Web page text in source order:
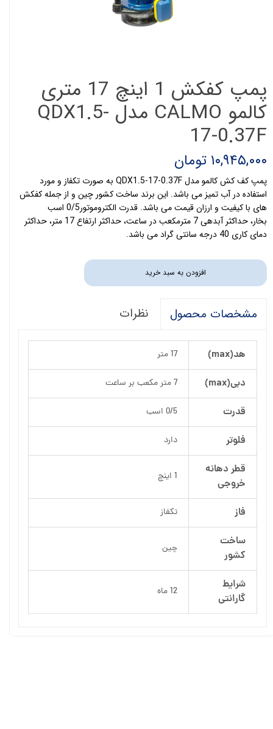
پمپ کفکش 1 اینچ 17 متری
کالمو CALMO مدل QDX1.5-
17-0.37F
۱۰,۹۴۵,۰۰۰ تومان
پمپ کف کش کالمو مدل QDX1.5-17-0.37F به صورت تکفاز و مورد
استفاده در آب تمیز می باشد. این برند ساخت کشور چین و از جمله کفکش
های با کیفیت و ارزان قیمت می باشد. قدرت الکتروموتور0/5 اسب
بخار، حداکثر آبدهی 7 مترمکعب در ساعت، حداکثر ارتفاع 17 متر، حداکثر
دمای کاری 40 درجه سانتی گراد می باشد.
افزودن به سبد خرید
مشخصات محصول نظرات
هد(max) 17 متر
دبی(max) 7 متر مکعب بر ساعت
قدرت 0/5 اسب
فلوتر دارد
قطر دهانه
خروجی
1 اینچ
فاز تکفاز
ساخت
کشور
چین
شرایط
گارانتی
12 ماه